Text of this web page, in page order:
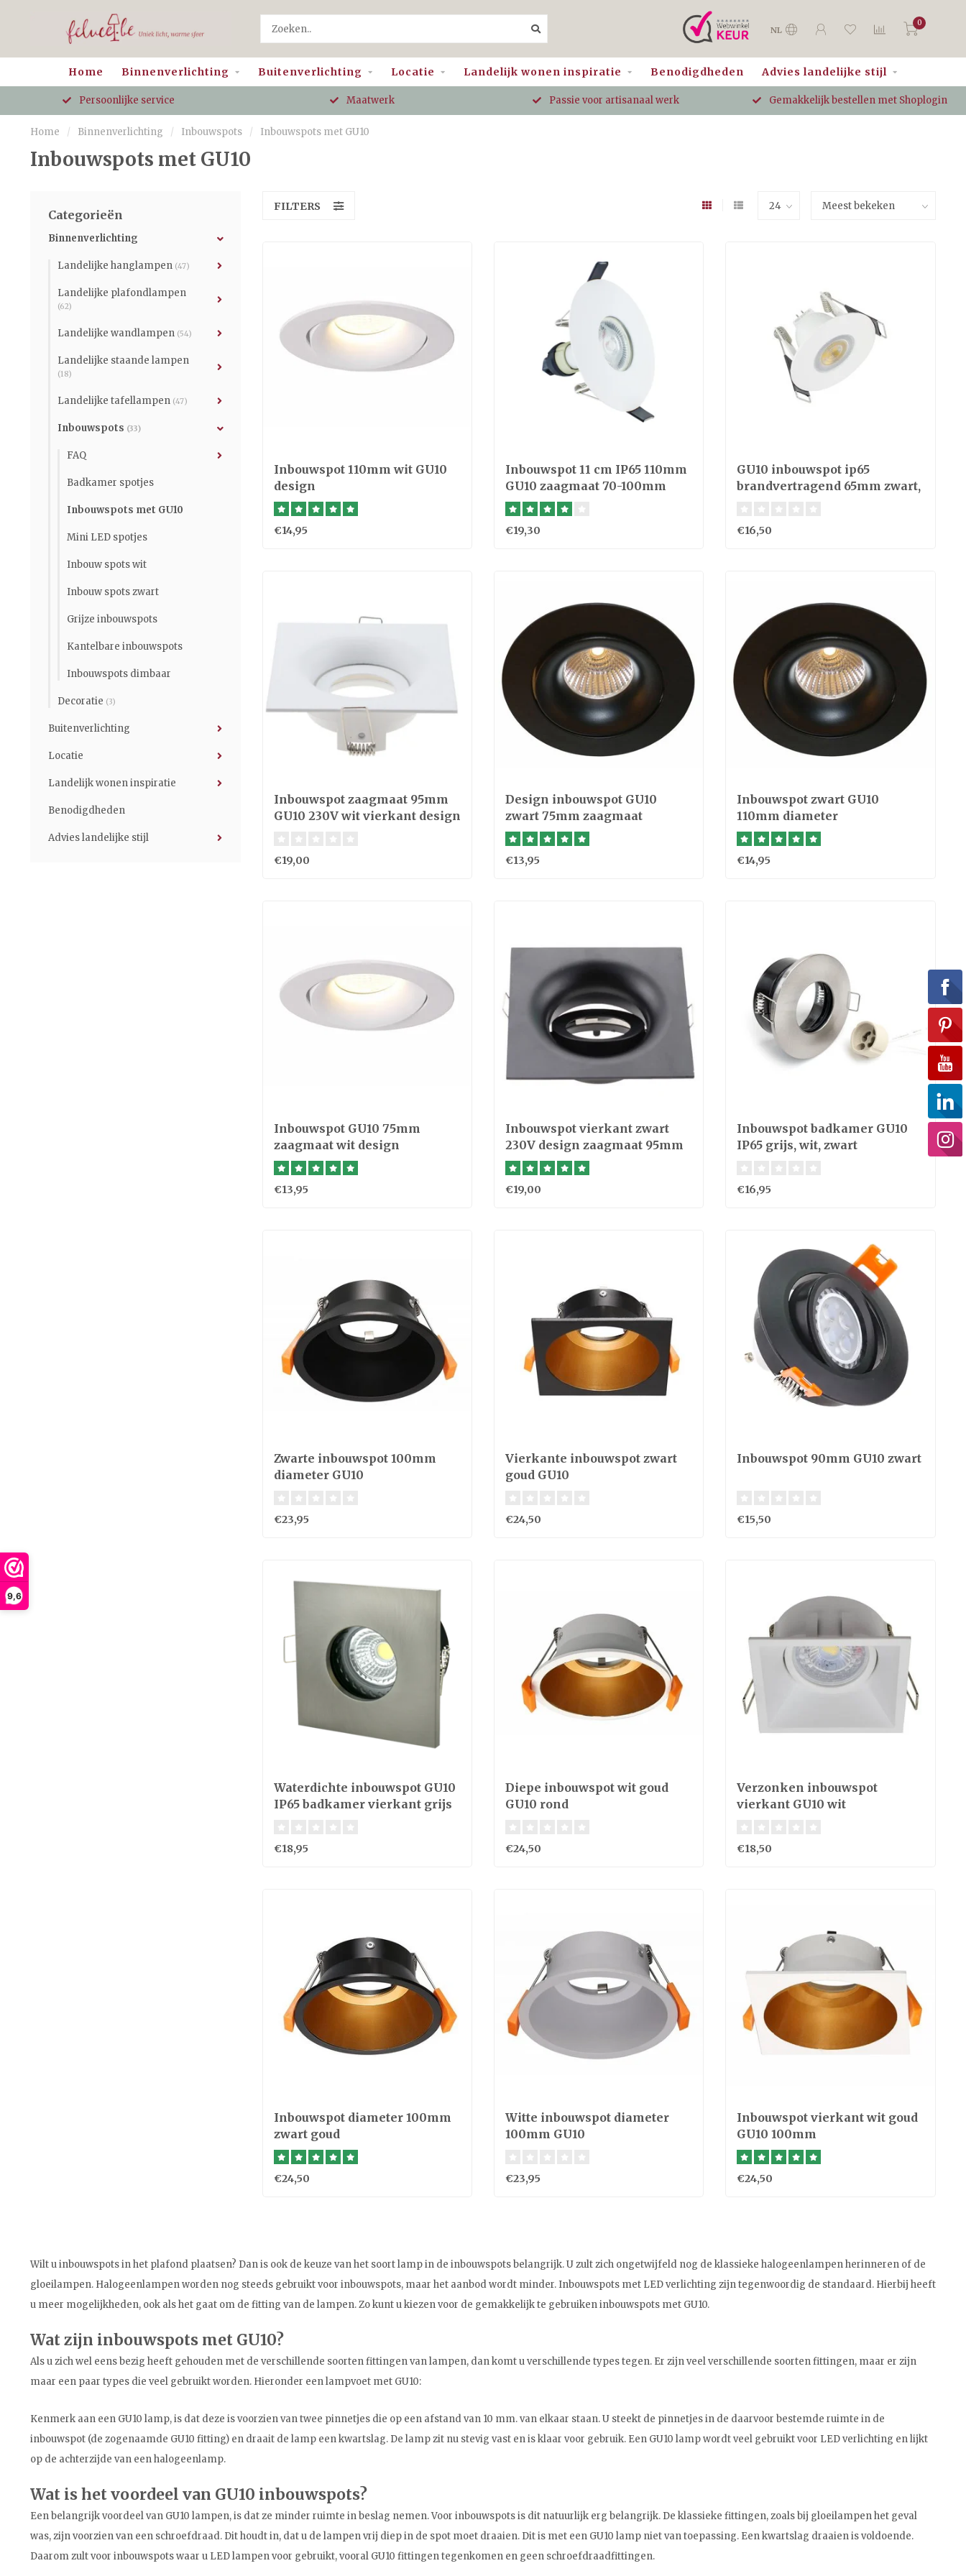
9,6
NL
0
Home Binnenverlichting Buitenverlichting Locatie Landelijk wonen inspiratie Benodigdheden Advies landelijke stijl
Persoonlijke service Maatwerk Passie voor artisanaal werk Gemakkelijk bestellen met Shoplogin
Home / Binnenverlichting / Inbouwspots / Inbouwspots met GU10
Inbouwspots met GU10
Categorieën
Binnenverlichting
Landelijke hanglampen (47)
Landelijke plafondlampen
(62)
Landelijke wandlampen (54)
Landelijke staande lampen
(18)
Landelijke tafellampen (47)
Inbouwspots (33)
FAQ
Badkamer spotjes
Inbouwspots met GU10
Mini LED spotjes
Inbouw spots wit
Inbouw spots zwart
Grijze inbouwspots
Kantelbare inbouwspots
Inbouwspots dimbaar
Decoratie (3)
Buitenverlichting
Locatie
Landelijk wonen inspiratie
Benodigdheden
Advies landelijke stijl
FILTERS
Inbouwspot 110mm wit GU10
design
€14,95
Inbouwspot 11 cm IP65 110mm
GU10 zaagmaat 70-100mm
brandwerend
€19,30
GU10 inbouwspot ip65
brandvertragend 65mm zwart,
€16,50
Inbouwspot zaagmaat 95mm
GU10 230V wit vierkant design
€19,00
Design inbouwspot GU10
zwart 75mm zaagmaat
€13,95
Inbouwspot zwart GU10
110mm diameter
€14,95
Inbouwspot GU10 75mm
zaagmaat wit design
€13,95
Inbouwspot vierkant zwart
230V design zaagmaat 95mm
€19,00
Inbouwspot badkamer GU10
IP65 grijs, wit, zwart
€16,95
Zwarte inbouwspot 100mm
diameter GU10
€23,95
Vierkante inbouwspot zwart
goud GU10
€24,50
Inbouwspot 90mm GU10 zwart
€15,50
Waterdichte inbouwspot GU10
IP65 badkamer vierkant grijs
€18,95
Diepe inbouwspot wit goud
GU10 rond
€24,50
Verzonken inbouwspot
vierkant GU10 wit
€18,50
Inbouwspot diameter 100mm
zwart goud
€24,50
Witte inbouwspot diameter
100mm GU10
€23,95
Inbouwspot vierkant wit goud
GU10 100mm
€24,50
Wilt u inbouwspots in het plafond plaatsen? Dan is ook de keuze van het soort lamp in de inbouwspots belangrijk. U zult zich ongetwijfeld nog de klassieke halogeenlampen herinneren of de
gloeilampen. Halogeenlampen worden nog steeds gebruikt voor inbouwspots, maar het aanbod wordt minder. Inbouwspots met LED verlichting zijn tegenwoordig de standaard. Hierbij heeft
u meer mogelijkheden, ook als het gaat om de fitting van de lampen. Zo kunt u kiezen voor de gemakkelijk te gebruiken inbouwspots met GU10.
Wat zijn inbouwspots met GU10?
Als u zich wel eens bezig heeft gehouden met de verschillende soorten fittingen van lampen, dan komt u verschillende types tegen. Er zijn veel verschillende soorten fittingen, maar er zijn
maar een paar types die veel gebruikt worden. Hieronder een lampvoet met GU10:
Kenmerk aan een GU10 lamp, is dat deze is voorzien van twee pinnetjes die op een afstand van 10 mm. van elkaar staan. U steekt de pinnetjes in de daarvoor bestemde ruimte in de
inbouwspot (de zogenaamde GU10 fitting) en draait de lamp een kwartslag. De lamp zit nu stevig vast en is klaar voor gebruik. Een GU10 lamp wordt veel gebruikt voor LED verlichting en lijkt
op de achterzijde van een halogeenlamp.
Wat is het voordeel van GU10 inbouwspots?
Een belangrijk voordeel van GU10 lampen, is dat ze minder ruimte in beslag nemen. Voor inbouwspots is dit natuurlijk erg belangrijk. De klassieke fittingen, zoals bij gloeilampen het geval
was, zijn voorzien van een schroefdraad. Dit houdt in, dat u de lampen vrij diep in de spot moet draaien. Dit is met een GU10 lamp niet van toepassing. Een kwartslag draaien is voldoende.
Daarom zult voor inbouwspots waar u LED lampen voor gebruikt, vooral GU10 fittingen tegenkomen en geen schroefdraadfittingen.